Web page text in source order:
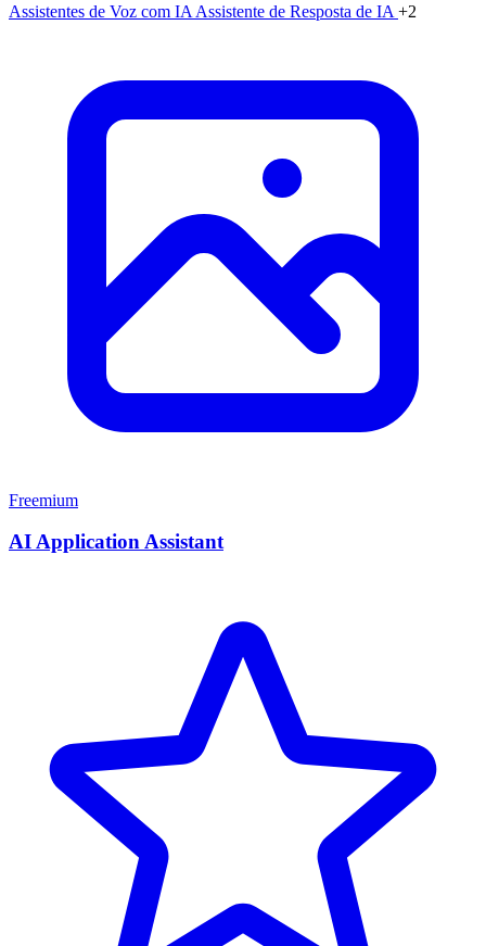
Assistentes de Voz com IA Assistente de Resposta de IA +2
Freemium
AI Application Assistant